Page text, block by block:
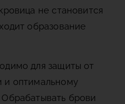
не становится
образование
для защиты от
и оптимальному
брови